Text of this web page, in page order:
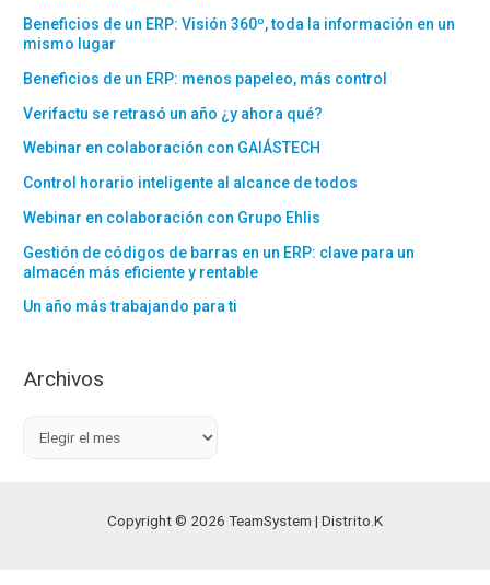
Beneficios de un ERP: Visión 360º, toda la información en un
mismo lugar
Beneficios de un ERP: menos papeleo, más control
Verifactu se retrasó un año ¿y ahora qué?
Webinar en colaboración con GAIÁSTECH
Control horario inteligente al alcance de todos
Webinar en colaboración con Grupo Ehlis
Gestión de códigos de barras en un ERP: clave para un
almacén más eficiente y rentable
Un año más trabajando para ti
Archivos
Copyright © 2026 TeamSystem | Distrito.K